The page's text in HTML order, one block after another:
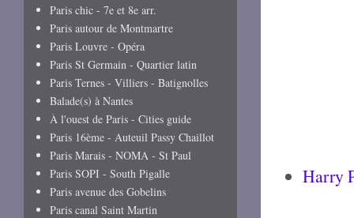
Harry
Paris chic - 7e et 8e arr.
Paris autour de Montmartre
Paris Louvre - Opéra
Paris St Germain - Quartier latin
Paris Ternes - Villiers - Batignolles
Balade(s) à Nantes
À l'ouest de Paris - Cities guide
Paris 16ème - Auteuil Passy Chaillot
Paris Marais - NOMA - St Paul
Paris SOPI - South Pigalle
Paris avenue des Gobelins
Paris canal Saint Martin